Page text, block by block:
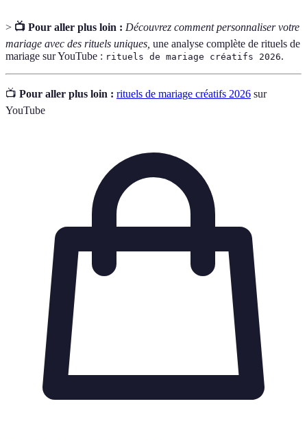
> 📺 Pour aller plus loin : Découvrez comment personnaliser votre
mariage avec des rituels uniques, une analyse complète de rituels de
mariage sur YouTube : rituels de mariage créatifs 2026.
📺 Pour aller plus loin : rituels de mariage créatifs 2026 sur
YouTube